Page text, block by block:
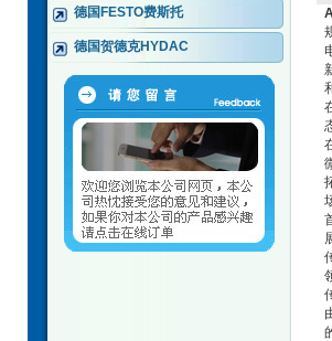
德国FESTO费斯托
德国贺德克HYDAC